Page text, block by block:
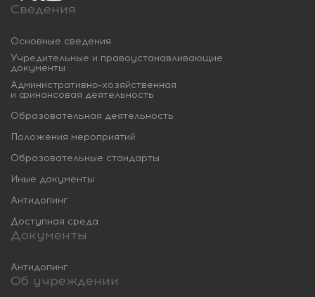
Сведения
Основные сведения
Учредительные и правоустанавливающие
документы
Административно-хозяйственная
и финансовая деятельность
Образовательная деятельность
Положения мероприятий
Образовательные стандарты
Иные документы
Антидопинг
Доступная среда
Документы
Антидопинг
Об учреждении